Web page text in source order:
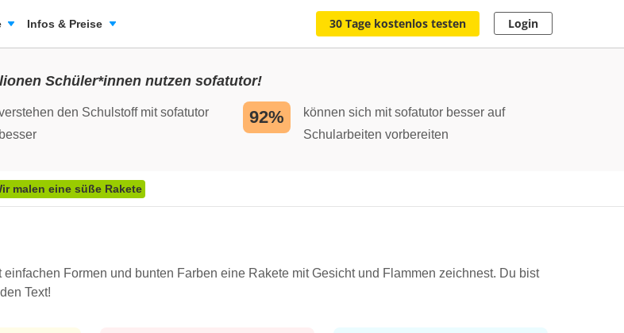
Infos & Preise 30 Tage kostenlos testen Login
Schüler*innen nutzen sofatutor!
den Schulstoff mit sofatutor
besser
92%
können sich mit sofatutor besser auf
Schularbeiten vorbereiten
malen eine süße Rakete
einfachen Formen und bunten Farben eine Rakete mit Gesicht und Flammen zeichnest. Du bist
Text!